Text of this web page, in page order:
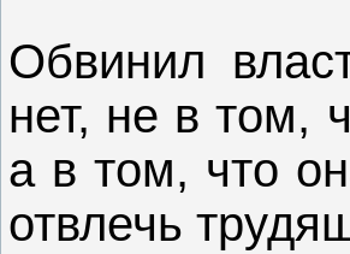
Обвинил
нет, не в том,
а в том, что
отвлечь